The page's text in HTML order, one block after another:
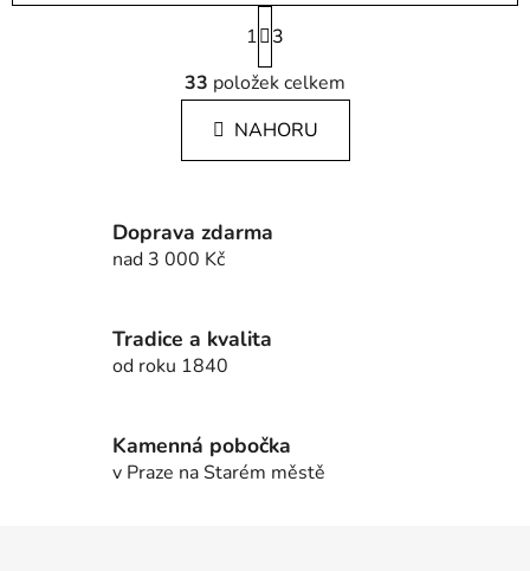
O
v
l
á
d
í
k
ý
p
i
S
t
r
á
n
k
í
1
3
33 položek celkem
NAHORU
Doprava zdarma
nad 3 000 Kč
Tradice a kvalita
od roku 1840
Kamenná pobočka
v Praze na Starém městě